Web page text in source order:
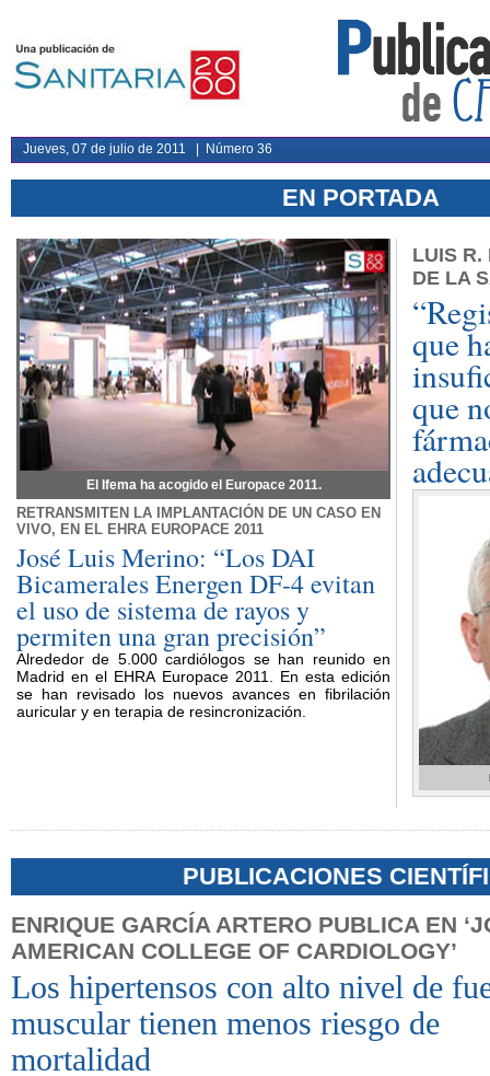
Jueves, 07 de julio de 2011 | Número 36
EN PORTADA
El Ifema ha acogido el Europace 2011.
RETRANSMITEN LA IMPLANTACIÓN DE UN CASO EN
VIVO, EN EL EHRA EUROPACE 2011
José Luis Merino: “Los DAI
Bicamerales Energen DF-4 evitan
el uso de sistema de rayos y
permiten una gran precisión”
Alrededor de 5.000 cardiólogos se han reunido en
Madrid en el EHRA Europace 2011. En esta edición
se han revisado los nuevos avances en fibrilación
auricular y en terapia de resincronización.
LUIS R.
DE LA
que
que
PUBLICACIONES
ENRIQUE GARCÍA ARTERO PUBLICA EN
AMERICAN COLLEGE OF CARDIOLOGY’
Los hipertensos con alto nivel de
muscular tienen menos riesgo de
mortalidad